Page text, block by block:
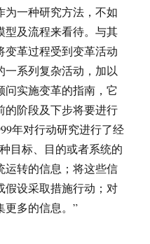
为一种研究方法，不如
型及流程来看待。与其
变革过程受到变革活动
系列复杂活动，加以
实施变革的指南，它
的阶段及下步将要进行
年对行动研究进行了经
目标、目的或者系统的
运转的信息；将这些信
假设采取措施行动；对
更多的信息。”